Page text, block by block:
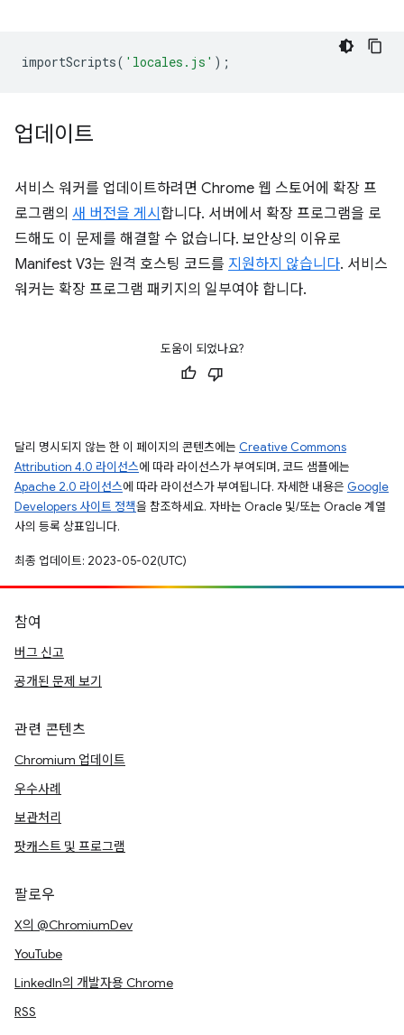
importScripts( 'locales.js' );
업데이트
서비스 워커를 업데이트하려면 Chrome 웹 스토어에 확장 프
로그램의 새 버전을 게시 합니다. 서버에서 확장 프로그램을 로
드해도 이 문제를 해결할 수 없습니다. 보안상의 이유로
Manifest V3는 원격 호스팅 코드를 지원하지 않습니다. 서비스
워커는 확장 프로그램 패키지의 일부여야 합니다.
도움이 되었나요?
달리 명시되지 않는 한 이 페이지의 콘텐츠에는 Creative Commons
Attribution 4.0 라이선스에 따라 라이선스가 부여되며, 코드 샘플에는
Apache 2.0 라이선스에 따라 라이선스가 부여됩니다. 자세한 내용은 Google
Developers 사이트 정책을 참조하세요. 자바는 Oracle 및/또는 Oracle 계열
사의 등록 상표입니다.
최종 업데이트: 2023-05-02(UTC)
참여
버그 신고
공개된 문제 보기
관련 콘텐츠
Chromium 업데이트
우수사례
보관처리
팟캐스트 및 프로그램
팔로우
X의 @ChromiumDev
YouTube
LinkedIn의 개발자용 Chrome
RSS